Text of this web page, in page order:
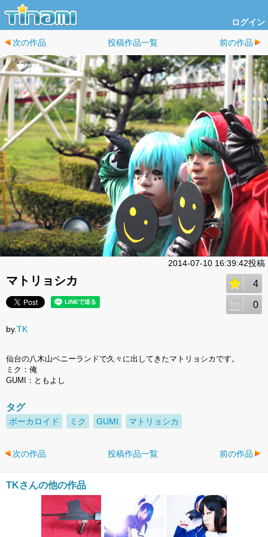
ログイン
次の作品 投稿作品一覧 前の作品
2014-07-10 16:39:42投稿
マトリョシカ 4
0
by.TK
仙台の八木山ベニーランドで久々に出してきたマトリョシカです。
ミク：俺
GUMI：ともよし
タグ
ボーカロイド ミク GUMI マトリョシカ
次の作品 投稿作品一覧 前の作品
TKさんの他の作品